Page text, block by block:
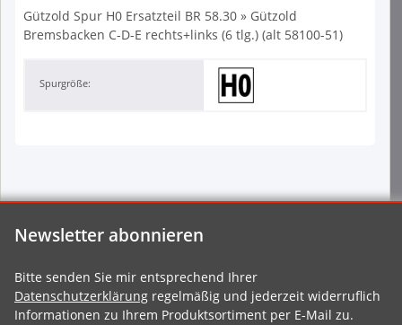
Gützold Spur H0 Ersatzteil BR 58.30 » Gützold
Bremsbacken C-D-E rechts+links (6 tlg.) (alt 58100-51)
Spurgröße:
Newsletter abonnieren
Bitte senden Sie mir entsprechend Ihrer
Datenschutzerklärung regelmäßig und jederzeit widerruflich
Informationen zu Ihrem Produktsortiment per E-Mail zu.